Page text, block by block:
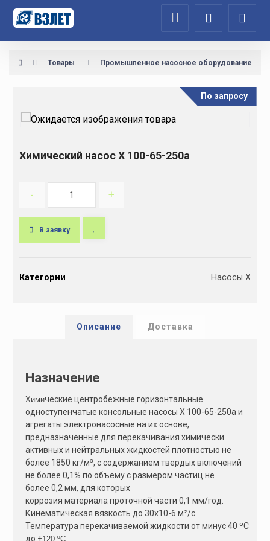
Товары Промышленное насосное оборудование
Химический насос Х 100-65-250а
По запросу
- +
В заявку
tКатегории Насосы Х
Описание Доставка
Назначение
Химические центробежные горизонтальные
одноступенчатые консольные насосы Х 100-65-250а и
агрегаты электронасосные на их основе,
предназначенные для перекачивания химически
активных и нейтральных жидкостей плотностью не
более 1850 кг/м³, с содержанием твердых включений
не более 0,1% по объему с размером частиц не
более 0,2 мм, для которых
коррозия материала проточной части 0,1 мм/год.
Кинематическая вязкость до 30х10-6 м²/с.
Температура перекачиваемой жидкости от минус 40 ºС
до +120 ºС.